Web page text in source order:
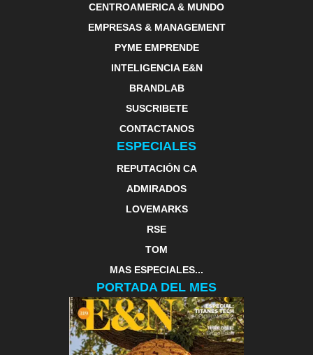
CENTROAMERICA & MUNDO
EMPRESAS & MANAGEMENT
PYME EMPRENDE
INTELIGENCIA E&N
BRANDLAB
SUSCRIBETE
CONTACTANOS
ESPECIALES
REPUTACIÓN CA
ADMIRADOS
LOVEMARKS
RSE
TOM
MAS ESPECIALES...
PORTADA DEL MES